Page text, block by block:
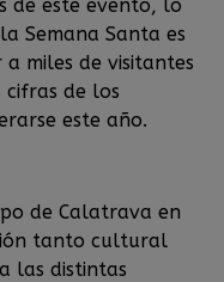
de este evento, lo
Semana Santa es
miles de visitantes
de los
este año.
de Calatrava en
tanto cultural
las distintas